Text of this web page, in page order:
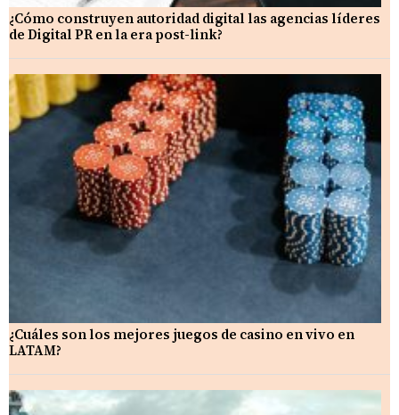
¿Cómo construyen autoridad digital las agencias líderes
de Digital PR en la era post-link?
¿Cuáles son los mejores juegos de casino en vivo en
LATAM?